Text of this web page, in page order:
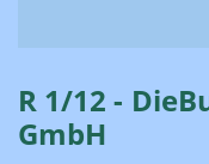
R 1/12 -
GmbH